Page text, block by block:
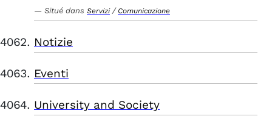
Situé dans Servizi / Comunicazione
Notizie
Eventi
University and Society